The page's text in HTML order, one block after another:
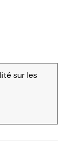
sur les